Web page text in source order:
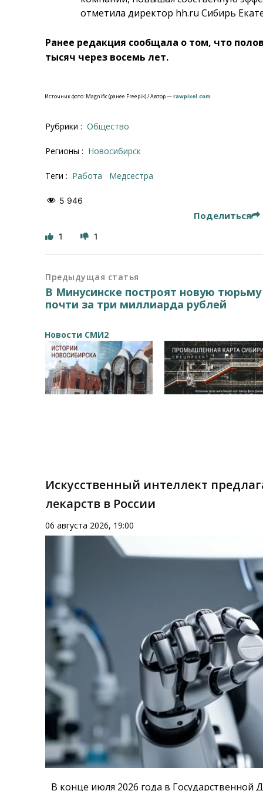
отметила директор hh.ru Сибирь
Ранее редакция сообщала о том, что
тысяч через восемь лет.
Источник фото: Magnific (ранее Freepik) / Автор —rawpixel.com
Рубрики : Общество
Регионы : Новосибирск
Теги : работа медсестра
5 946
Поделиться
1 1
Предыдущая статья
В Минусинске построят новую тюрьму
почти за три миллиарда рублей
Новости СМИ2
Искусственный интеллект
лекарств в России
06 августа 2026, 19:00
В конце июля 2026 года в Государственной